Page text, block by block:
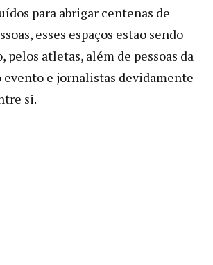
para abrigar centenas de
esses espaços estão sendo
pelos atletas, além de pessoas da
evento e jornalistas devidamente
si.